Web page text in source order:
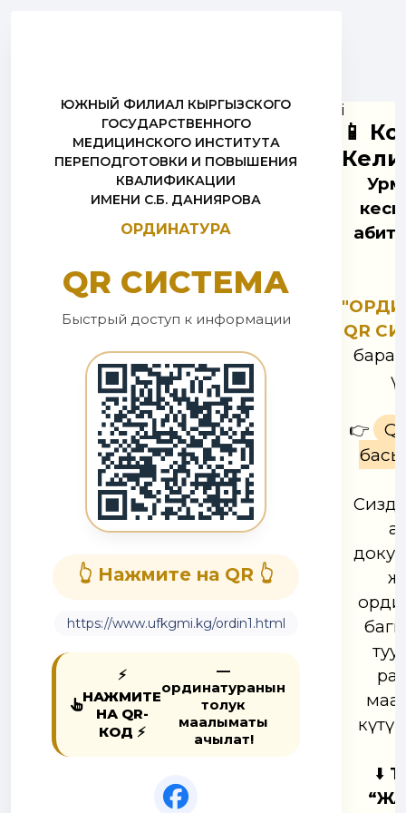
ЮЖНЫЙ ФИЛИАЛ КЫРГЫЗСКОГО
ГОСУДАРСТВЕННОГО
МЕДИЦИНСКОГО ИНСТИТУТА
ПЕРЕПОДГОТОВКИ И ПОВЫШЕНИЯ
КВАЛИФИКАЦИИ
ИМЕНИ С.Б. ДАНИЯРОВА
ОРДИНАТУРА
QR СИСТЕМА
Быстрый доступ к информации
👆 Нажмите на QR 👆
https://www.ufkgmi.kg/ordin1.html
⚡
НАЖМИТЕ
НА QR-
КОД ⚡
—
ординатуранын
толук
маалыматы
ачылат!
i
📱
QR
👉
⬇️